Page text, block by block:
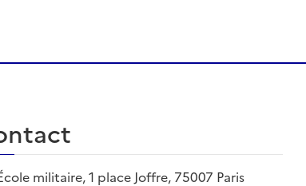
militaire, 1 place Joffre, 75007 Paris